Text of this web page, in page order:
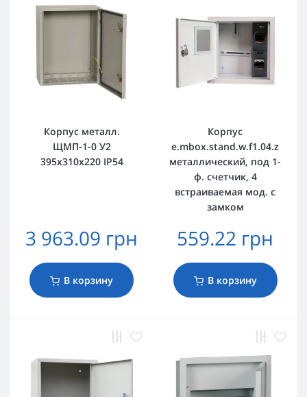
Корпус металл.
ЩМП-1-0 У2
395х310х220 IP54
3 963.09 грн
В корзину
Корпус
e.mbox.stand.w.f1.04.z
металлический, под 1-
ф. счетчик, 4
встраиваемая мод. с
замком
559.22 грн
В корзину